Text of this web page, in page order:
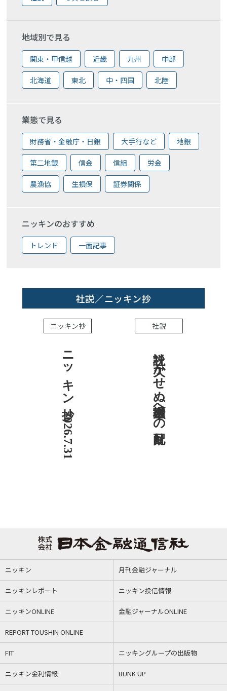
地域別で見る
関東・甲信越 近畿 九州 中部
北海道 東北 中・四国 北陸
業態で見る
財務省・金融庁・日銀 大手行など 地銀
第二地銀 信金 信組 労金
農漁協 生損保 証券関係
ニッキンのおすすめ
トレンド 一面記事
社説／ニッキン抄
ニッキン抄
ニッキン抄 2026.7.31
社説
社説 欠かせぬ金融市場への目配り
ニッキン 月刊金融ジャーナル
ニッキンレポート ニッキン投信情報
ニッキンONLINE 金融ジャーナルONLINE
REPORT TOUSHIN ONLINE
FIT ニッキングループの出版物
ニッキン金利情報 BUNK UP